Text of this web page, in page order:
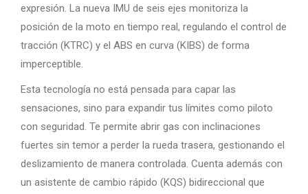
expresión. La nueva IMU de seis ejes monitoriza la
posición de la moto en tiempo real, regulando el control de
tracción (KTRC) y el ABS en curva (KIBS) de forma
imperceptible.
Esta tecnología no está pensada para capar las
sensaciones, sino para expandir tus límites como piloto
con seguridad. Te permite abrir gas con inclinaciones
fuertes sin temor a perder la rueda trasera, gestionando el
deslizamiento de manera controlada. Cuenta además con
un asistente de cambio rápido (KQS) bidireccional que